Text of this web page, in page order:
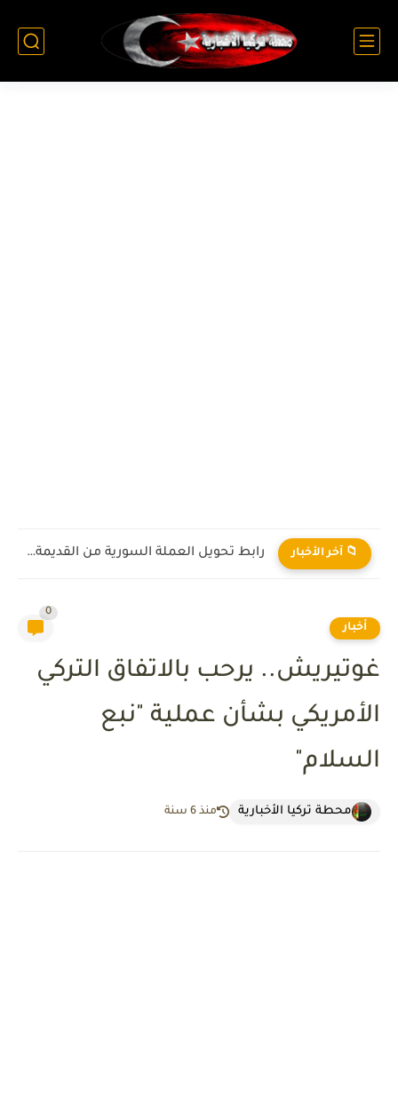
📁 آخر الأخبار رابط تحويل العملة السورية من القديمة إلى الجديدة 2026
أخبار
0
غوتيريش.. يرحب بالاتفاق التركي
الأمريكي بشأن عملية "نبع
السلام"
محطة تركيا الأخبارية منذ 6 سنة